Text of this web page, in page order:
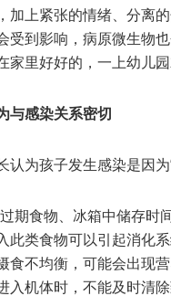
加上紧张的情绪、分离
受到影响，病原微生物
家里好好的，一上幼儿
与感染关系密切
认为孩子发生感染是因为
期食物、冰箱中储存时
此类食物可以引起消化
食不均衡，可能会出现
入机体时，不能及时清